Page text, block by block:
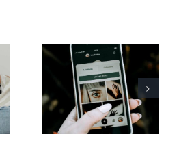
Bedste
praksis for
brug af
augmented
reality-filtre
på sociale